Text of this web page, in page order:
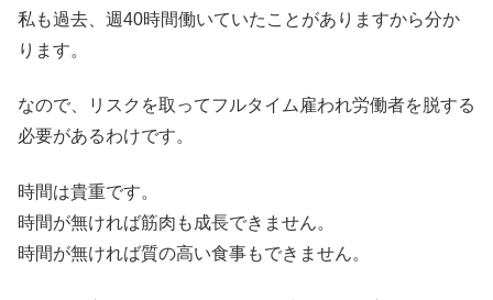
私も過去、週40時間働いていたことがありますから分か
ります。
なので、リスクを取ってフルタイム雇われ労働者を脱する
必要があるわけです。
時間は貴重です。
時間が無ければ筋肉も成長できません。
時間が無ければ質の高い食事もできません。